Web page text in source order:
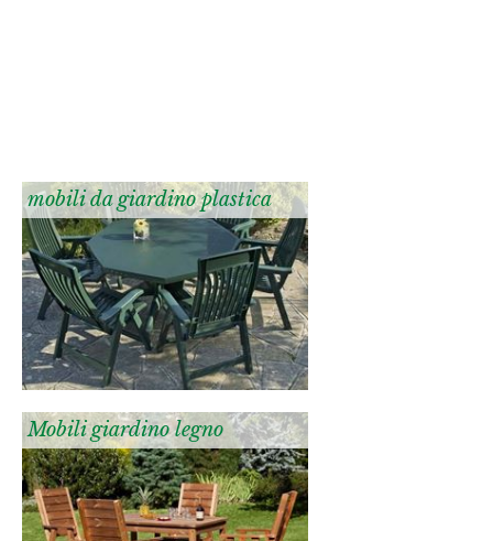
mobili da giardino plastica
Mobili giardino legno